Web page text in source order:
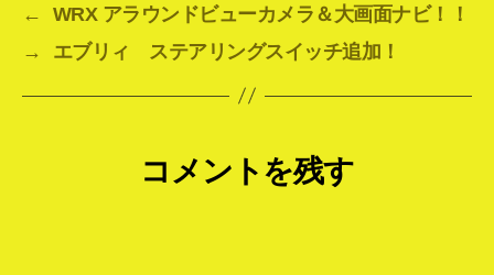
←
WRX アラウンドビューカメラ＆大画面ナビ！！
→
エブリィ ステアリングスイッチ追加！
コメントを残す